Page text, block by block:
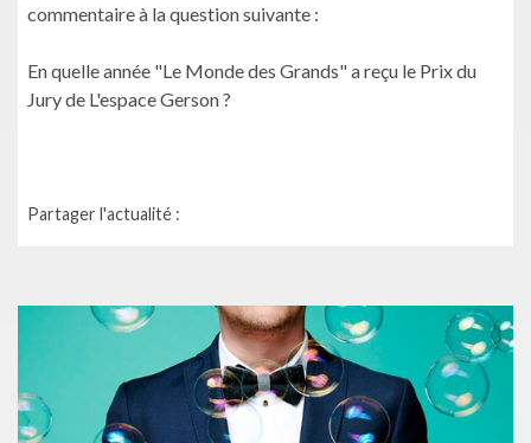
commentaire à la question suivante :
En quelle année "Le Monde des Grands" a reçu le Prix du
Jury de L'espace Gerson ?
Partager l'actualité :